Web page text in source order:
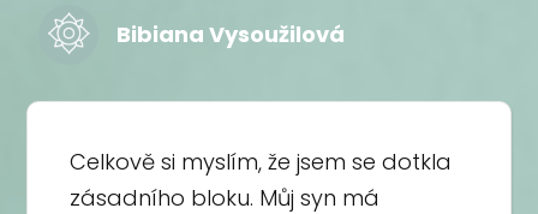
Bibiana Vysoužilová
Celkově si myslím, že jsem se dotkla
zásadního bloku. Můj syn má